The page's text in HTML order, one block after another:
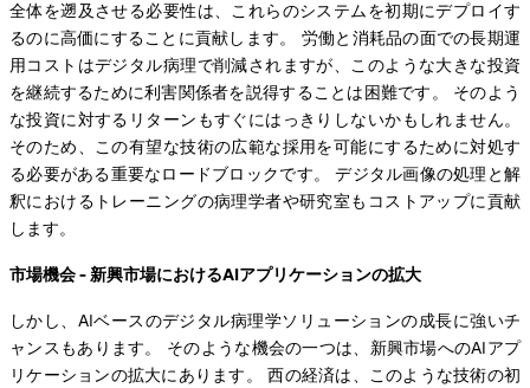
全体を遡及させる必要性は、これらのシステムを初期にデプロイす
るのに高価にすることに貢献します。 労働と消耗品の面での長期運
用コストはデジタル病理で削減されますが、このような大きな投資
を継続するために利害関係者を説得することは困難です。 そのよう
な投資に対するリターンもすぐにはっきりしないかもしれません。
そのため、この有望な技術の広範な採用を可能にするために対処す
る必要がある重要なロードブロックです。 デジタル画像の処理と解
釈におけるトレーニングの病理学者や研究室もコストアップに貢献
します。
市場機会 - 新興市場におけるAIアプリケーションの拡大
しかし、AIベースのデジタル病理学ソリューションの成長に強いチ
ャンスもあります。 そのような機会の一つは、新興市場へのAIアプ
リケーションの拡大にあります。 西の経済は、このような技術の初